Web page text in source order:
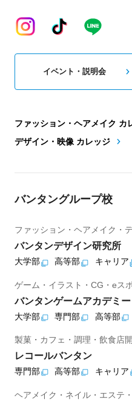
ファッション・ヘアメイク カ
デザイン・映像 カレッジ
イベント・説明会
バンタングループ校
ファッション・ヘアメイク・
バンタンデザイン研究所
大学部 高等部 キャリア
ゲーム・イラスト・CG・eス
バンタンゲームアカデミー
大学部 専門部 高等部
製菓・カフェ・調理・飲食店
レコールバンタン
専門部 高等部 キャリア
ヘアメイク・ネイル・エステ